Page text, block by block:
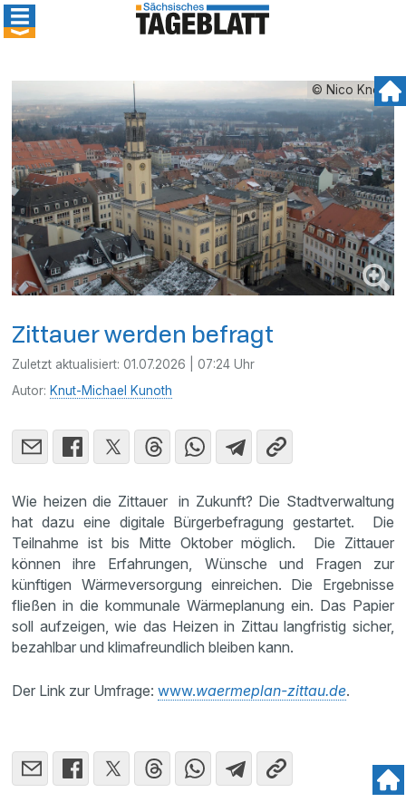
© Nico Knorr
Zittauer werden befragt
Zuletzt aktualisiert:01.07.2026 | 07:24 Uhr
Autor: Knut-Michael Kunoth
Wie heizen die Zittauer in Zukunft? Die Stadtverwaltung
hat dazu eine digitale Bürgerbefragung gestartet. Die
Teilnahme ist bis Mitte Oktober möglich. Die Zittauer
können ihre Erfahrungen, Wünsche und Fragen zur
künftigen Wärmeversorgung einreichen. Die Ergebnisse
fließen in die kommunale Wärmeplanung ein. Das Papier
soll aufzeigen, wie das Heizen in Zittau langfristig sicher,
bezahlbar und klimafreundlich bleiben kann.
Der Link zur Umfrage:www.waermeplan-zittau.de.